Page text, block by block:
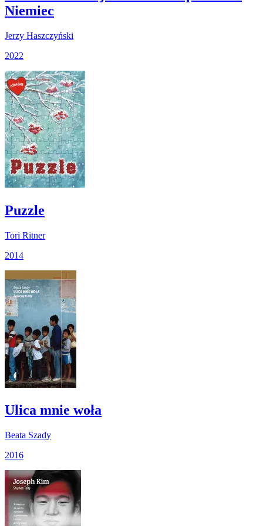
Niemiec
Jerzy Haszczyński
2022
Puzzle
Tori Ritner
2014
Ulica mnie woła
Beata Szady
2016